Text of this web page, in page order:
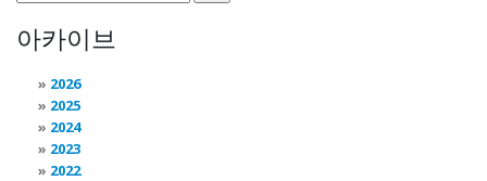
아카이브
2026
2025
2024
2023
2022